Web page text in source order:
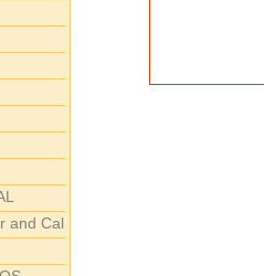
and Cal